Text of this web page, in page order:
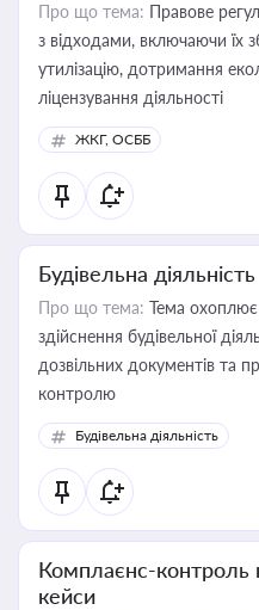
Про що тема: Правове
з відходами, включаючи їх
утилізацію, дотримання
ліцензування діяльності
ЖКГ, ОСББ
Будівельна діяльність
Про що тема: Тема
здійснення будівельної
дозвільних документів та
контролю
Будівельна діяльність
Комплаєнс-контроль
кейси